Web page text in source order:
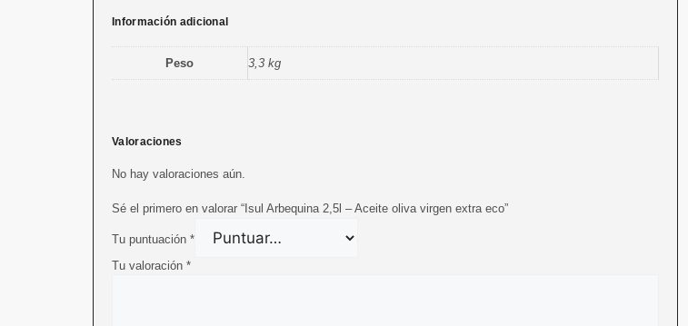
Información adicional
Peso 3,3 kg
Valoraciones
No hay valoraciones aún.
Sé el primero en valorar “Isul Arbequina 2,5l – Aceite oliva virgen extra eco”
Tu puntuación *
Tu valoración *